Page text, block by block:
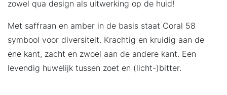
zowel qua design als uitwerking op de huid!
Met saffraan en amber in de basis staat Coral 58
symbool voor diversiteit. Krachtig en kruidig aan de
ene kant, zacht en zwoel aan de andere kant. Een
levendig huwelijk tussen zoet en (licht-)bitter.